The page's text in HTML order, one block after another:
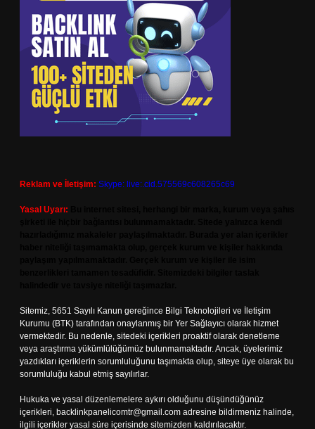
Reklam ve İletişim: Skype: live:.cid.575569c608265c69
Yasal Uyarı:
Sitemiz, 5651 Sayılı Kanun gereğince Bilgi Teknolojileri ve İletişim
Kurumu (BTK) tarafından onaylanmış bir Yer Sağlayıcı olarak hizmet
vermektedir. Bu nedenle, sitedeki içerikleri proaktif olarak denetleme
veya araştırma yükümlülüğümüz bulunmamaktadır. Ancak, üyelerimiz
yazdıkları içeriklerin sorumluluğunu taşımakta olup, siteye üye olarak bu
sorumluluğu kabul etmiş sayılırlar.
Hukuka ve yasal düzenlemelere aykırı olduğunu düşündüğünüz
içerikleri, backlinkpanelicomtr@gmail.com adresine bildirmeniz halinde,
ilgili içerikler yasal süre içerisinde sitemizden kaldırılacaktır.